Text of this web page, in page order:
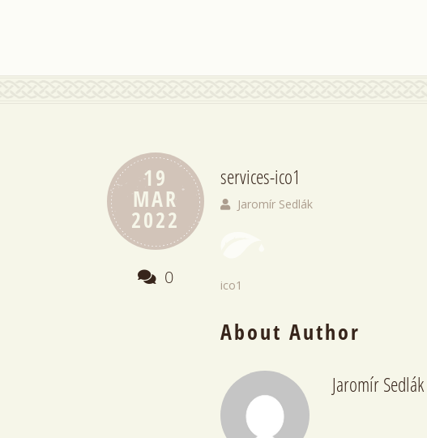
19
MAR
2022
0
services-ico1
Jaromír Sedlák
ico1
About Author
Jaromír Sedlák